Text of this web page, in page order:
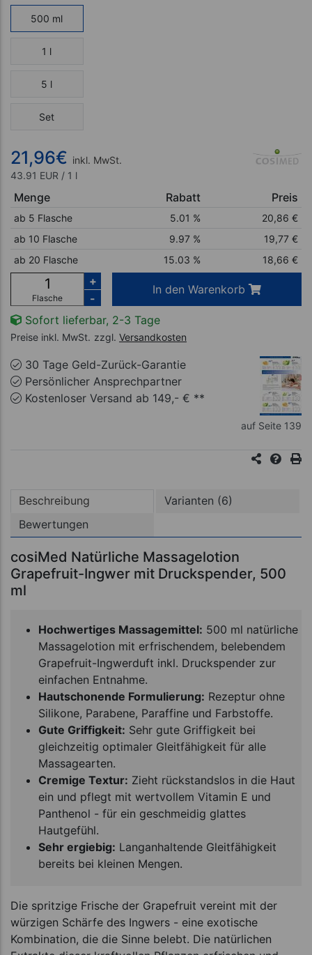
500 ml
1 l
5 l
Set
21,96€ inkl. MwSt.
43.91 EUR / 1 l
Menge Rabatt Preis
ab 5 Flasche 5.01 % 20,86€
ab 10 Flasche
9.97 % 19,77€
ab 20 Flasche
15.03 % 18,66€
Flasche
+
-
In den Warenkorb
Sofort lieferbar, 2-3 Tage
Preise inkl. MwSt. zzgl. Versandkosten
30 Tage Geld-Zurück-Garantie
Persönlicher Ansprechpartner
Kostenloser Versand ab 149,- € **
auf Seite 139
Beschreibung
Varianten (6)
Bewertungen
cosiMed Natürliche Massagelotion
Grapefruit-Ingwer mit Druckspender, 500
ml
Hochwertiges Massagemittel: 500 ml natürliche
Massagelotion mit erfrischendem, belebendem
Grapefruit-Ingwerduft inkl. Druckspender zur
einfachen Entnahme.
Hautschonende Formulierung: Rezeptur ohne
Silikone, Parabene, Paraffine und Farbstoffe.
Gute Griffigkeit: Sehr gute Griffigkeit bei
gleichzeitig optimaler Gleitfähigkeit für alle
Massagearten.
Cremige Textur: Zieht rückstandslos in die Haut
ein und pflegt mit wertvollem Vitamin E und
Panthenol - für ein geschmeidig glattes
Hautgefühl.
Sehr ergiebig: Langanhaltende Gleitfähigkeit
bereits bei kleinen Mengen.
Die spritzige Frische der Grapefruit vereint mit der
würzigen Schärfe des Ingwers - eine exotische
Kombination, die die Sinne belebt. Die natürlichen